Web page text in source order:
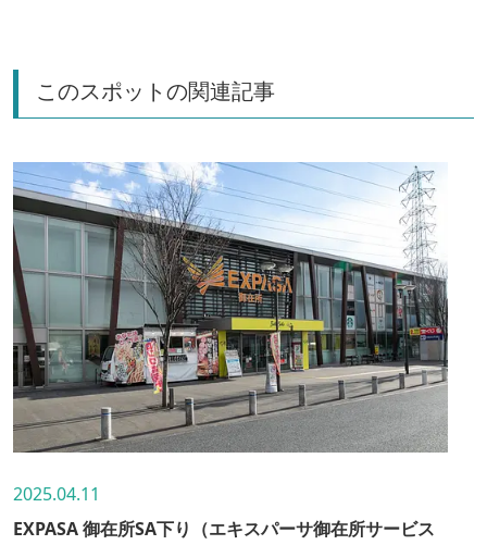
このスポットの関連記事
2025.04.11
EXPASA 御在所SA下り（エキスパーサ御在所サービス